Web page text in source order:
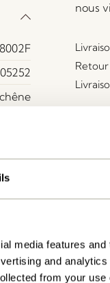
media features
and
from your
Oui
nous